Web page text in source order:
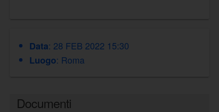
Data: 28 FEB 2022 15:30
Luogo: Roma
Documenti